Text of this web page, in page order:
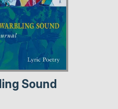
Sound